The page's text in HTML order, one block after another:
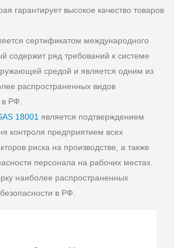
гарантирует высокое качество товаров
сертификатом международного
содержит ряд требований к системе
средой и является одним из
распространенных видов
РФ.
18001 является подтверждением
контроля предприятием всех
риска на производстве, а также
персонала на рабочих местах.
наиболее распространенных
в РФ.